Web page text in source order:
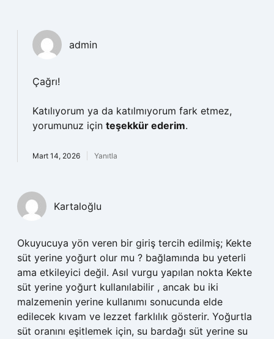
admin
Çağrı!
Katılıyorum ya da katılmıyorum fark etmez,
yorumunuz için teşekkür ederim.
Mart 14, 2026 Yanıtla
Kartaloğlu
Okuyucuya yön veren bir giriş tercih edilmiş; Kekte
süt yerine yoğurt olur mu ? bağlamında bu yeterli
ama etkileyici değil. Asıl vurgu yapılan nokta Kekte
süt yerine yoğurt kullanılabilir , ancak bu iki
malzemenin yerine kullanımı sonucunda elde
edilecek kıvam ve lezzet farklılık gösterir. Yoğurtla
süt oranını eşitlemek için, su bardağı süt yerine su